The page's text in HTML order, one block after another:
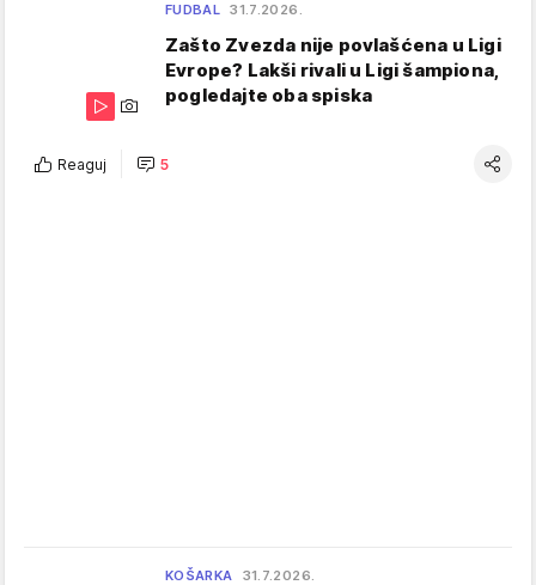
FUDBAL 31.7.2026.
Zašto Zvezda nije povlašćena u Ligi
Evrope? Lakši rivali u Ligi šampiona,
pogledajte oba spiska
Reaguj 5
KOŠARKA 31.7.2026.